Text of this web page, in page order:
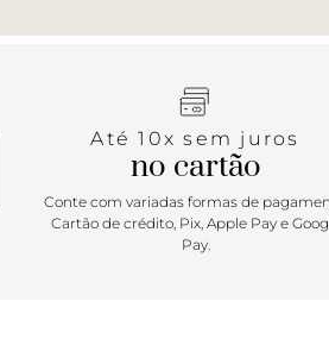
Até 10x sem juros
no cartão
Conte com variadas formas de
Cartão de crédito, Pix, Apple Pay e
Pay.